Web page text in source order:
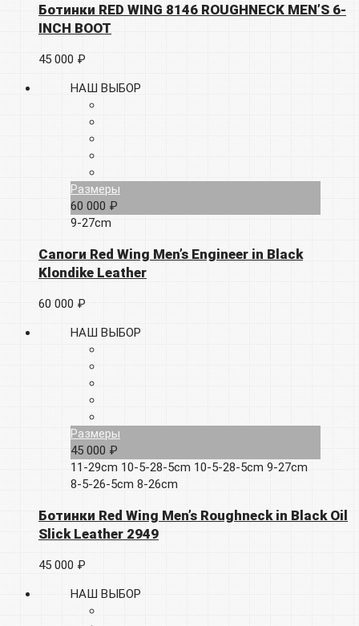
Ботинки RED WING 8146 ROUGHNECK MEN’S 6-
INCH BOOT
45 000 ₽
НАШ ВЫБОР
Размеры
60 000 ₽
9-27cm
Сапоги Red Wing Men’s Engineer in Black
Klondike Leather
60 000 ₽
НАШ ВЫБОР
Размеры
45 000 ₽
11-29cm 10-5-28-5cm 10-5-28-5cm 9-27cm
8-5-26-5cm 8-26cm
Ботинки Red Wing Men’s Roughneck in Black Oil
Slick Leather 2949
45 000 ₽
НАШ ВЫБОР